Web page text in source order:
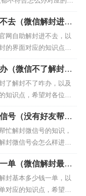
，不要忘了收藏本站
微信号都是提示都是不
是提示不符合要求2、微
去（微信解封进不
网自助解封进不去，以
的界面对应的知识点，
忘了收藏本站喔。本文
友已经辅助提交成功，
一直显示，本次请求已
（微信不了解封怎
了解封不了咋办，以及
知识点，希望对各位有
喔。本文目录一览：1、
微信号解封不了怎么办
么办微信被封不可解封
号（没有好友帮忙
忙解封微信号的知识，
封微信号会怎么样进行
在面临的问题，别忘了
，现在开始吧！本文目
没有好友辅助验证可以
单（微信解封最高
封基本多少钱一单，以
对应的知识点，希望对